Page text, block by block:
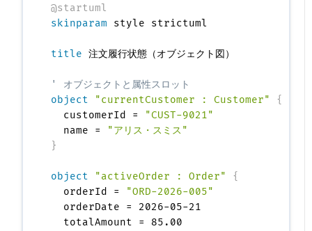
@startuml
skinparam style strictuml
title 注文履行状態（オブジェクト図）
' オブジェクトと属性スロット
object
"currentCustomer : Customer"
{
  customerId =
"CUST-9021"
  name =
"アリス・スミス"
}
object "activeOrder : Order"
{
  orderId =
"ORD-2026-005"
  orderDate = 2026-05-21